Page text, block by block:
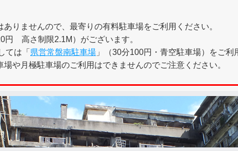
りませんので、最寄りの有料駐車場をご利用ください。
円 高さ制限2.1M）がございます。
ては「 県営常盤南駐車場 」（30分100円・青空駐車場）をご利
や月極駐車場のご利用はできませんのでご注意ください。